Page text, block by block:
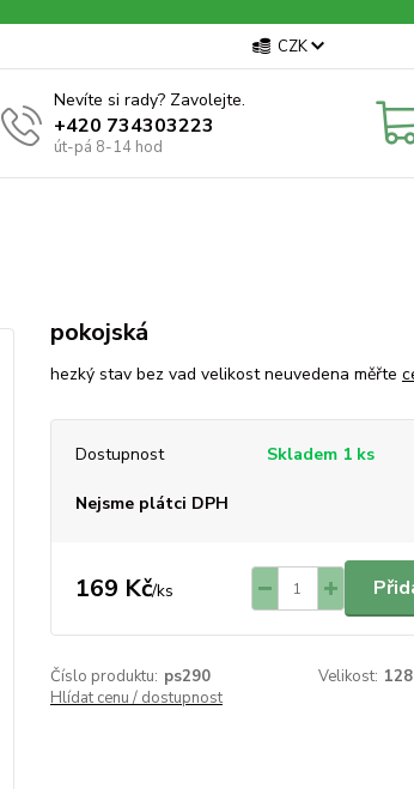
CZK
Nevíte si rady? Zavolejte.
+420 734303223
út-pá 8-14 hod
pokojská
hezký stav bez vad velikost neuvedena měřte
Dostupnost Skladem 1 ks
Nejsme plátci DPH
169 Kč/ks
Číslo produktu: ps290 Velikost: 128
Hlídat cenu / dostupnost